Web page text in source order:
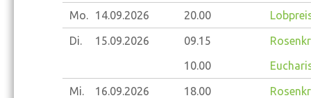
Mo. 14.09.2026 20.00
Di. 15.09.2026 09.15
10.00
Mi. 16.09.2026 18.00